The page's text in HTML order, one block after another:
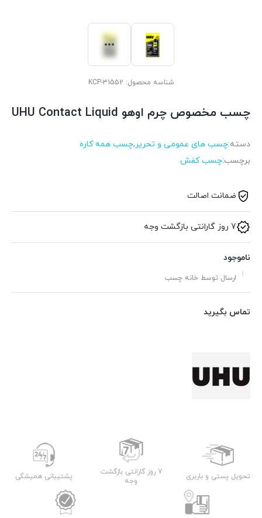
شناسه محصول: KCP-31552
چسب مخصوص چرم اوهو UHU Contact Liquid
دسته:چسب های عمومی و تحریر,چسب همه کاره
برچسب:چسب کفش
ضمانت اصالت
7 روز گارانتی بازگشت وجه
ناموجود
ارسال توسط خانه چسب
تماس بگیرید
تحویل پستی و باربری
7 روز گارانتی بازگشت
وجه
پشتیبانی همیشگی